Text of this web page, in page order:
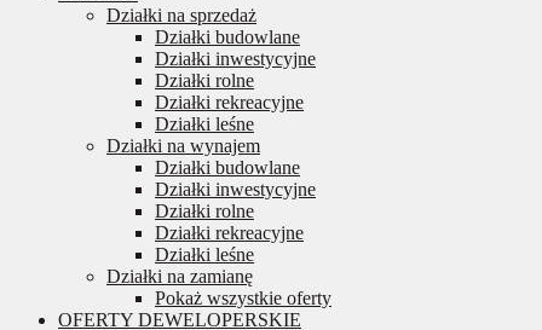
Działki na sprzedaż
Działki budowlane
Działki inwestycyjne
Działki rolne
Działki rekreacyjne
Działki leśne
Działki na wynajem
Działki budowlane
Działki inwestycyjne
Działki rolne
Działki rekreacyjne
Działki leśne
Działki na zamianę
Pokaż wszystkie oferty
OFERTY DEWELOPERSKIE